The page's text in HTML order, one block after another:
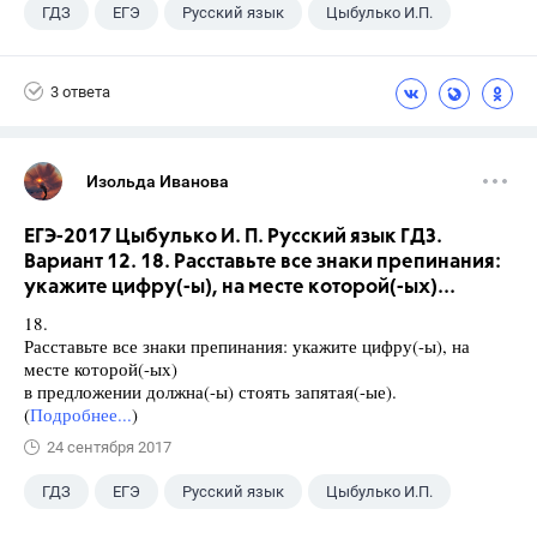
ГДЗ ЕГЭ Русский язык Цыбулько И.П.
3 ответа
Изольда Иванова
ЕГЭ-2017 Цыбулько И. П. Русский язык ГДЗ.
Вариант 12. 18. Расставьте все знаки препинания:
укажите цифру(-ы), на месте которой(-ых)...
18.
Расставьте все знаки препинания: укажите цифру(-ы), на
месте которой(-ых)
в предложении должна(-ы) стоять запятая(-ые).
(Подробнее...)
24 сентября 2017
ГДЗ ЕГЭ Русский язык Цыбулько И.П.